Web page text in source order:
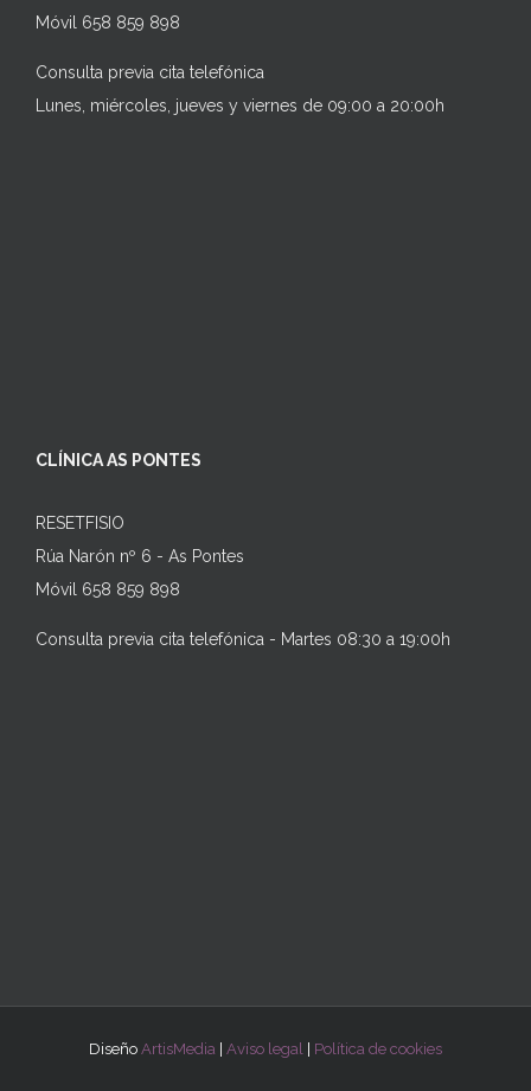
Móvil 658 859 898
Consulta previa cita telefónica
Lunes, miércoles, jueves y viernes de 09:00 a 20:00h
CLÍNICA AS PONTES
RESETFISIO
Rúa Narón nº 6 - As Pontes
Móvil 658 859 898
Consulta previa cita telefónica - Martes 08:30 a 19:00h
Diseño ArtisMedia Aviso legal Política de cookies